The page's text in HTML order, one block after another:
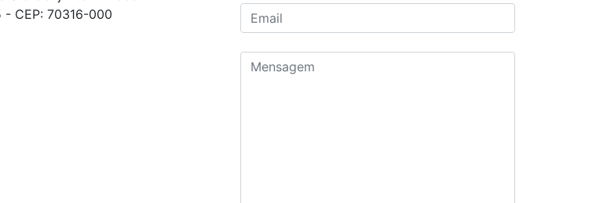
- CEP: 70316-000